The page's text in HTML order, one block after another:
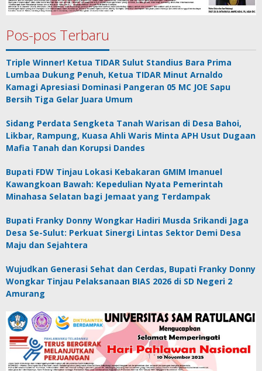
Pos-pos Terbaru
Triple Winner! Ketua TIDAR Sulut Standius Bara Prima
Lumbaa Dukung Penuh, Ketua TIDAR Minut Arnaldo
Kamagi Apresiasi Dominasi Pangeran 05 MC JOE Sapu
Bersih Tiga Gelar Juara Umum
Sidang Perdata Sengketa Tanah Warisan di Desa Bahoi,
Likbar, Rampung, Kuasa Ahli Waris Minta APH Usut Dugaan
Mafia Tanah dan Korupsi Dandes
Bupati FDW Tinjau Lokasi Kebakaran GMIM Imanuel
Kawangkoan Bawah: Kepedulian Nyata Pemerintah
Minahasa Selatan bagi Jemaat yang Terdampak
Bupati Franky Donny Wongkar Hadiri Musda Srikandi Jaga
Desa Se-Sulut: Perkuat Sinergi Lintas Sektor Demi Desa
Maju dan Sejahtera
Wujudkan Generasi Sehat dan Cerdas, Bupati Franky Donny
Wongkar Tinjau Pelaksanaan BIAS 2026 di SD Negeri 2
Amurang